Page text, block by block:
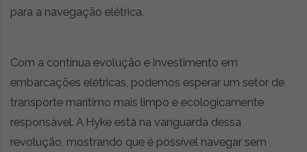
para a navegação elétrica.
Com a contínua evolução e investimento em
embarcações elétricas, podemos esperar um setor de
transporte marítimo mais limpo e ecologicamente
responsável. A Hyke está na vanguarda dessa
revolução, mostrando que é possível navegar sem